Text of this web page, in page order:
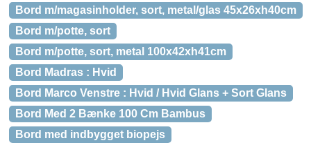
Bord m/magasinholder, sort, metal/glas 45x26xh40cm
Bord m/potte, sort
Bord m/potte, sort, metal 100x42xh41cm
Bord Madras : Hvid
Bord Marco Venstre : Hvid / Hvid Glans + Sort Glans
Bord Med 2 Bænke 100 Cm Bambus
Bord med indbygget biopejs